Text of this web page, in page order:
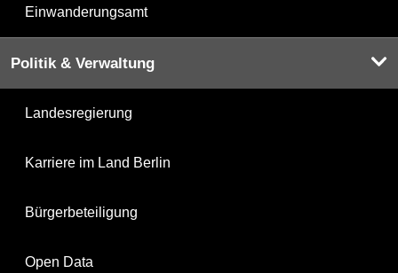
Einwanderungsamt
Politik & Verwaltung
Landesregierung
Karriere im Land Berlin
Bürgerbeteiligung
Open Data